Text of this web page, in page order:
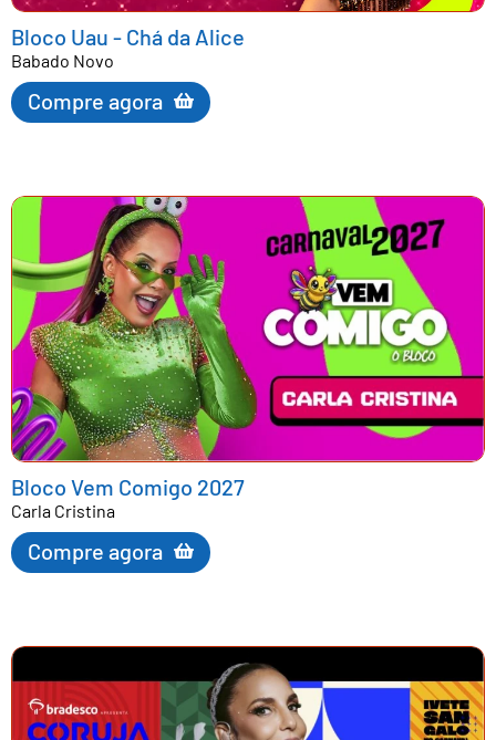
Bloco Uau - Chá da Alice
Babado Novo
Compre agora
Bloco Vem Comigo 2027
Carla Cristina
Compre agora